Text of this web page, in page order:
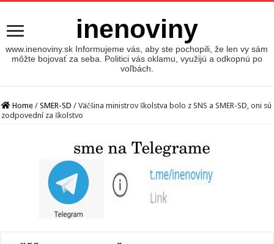
inenoviny
www.inenoviny.sk Informujeme vás, aby ste pochopili, že len vy sám
môžte bojovať za seba. Politici vás oklamu, využijú a odkopnú po
voľbách.
Home / SMER-SD / Väčšina ministrov školstva bolo z SNS a SMER-SD, oni sú
zodpovední za školstvo